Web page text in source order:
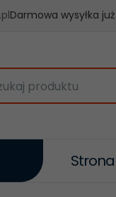
Darmowa wysyłka
produktu